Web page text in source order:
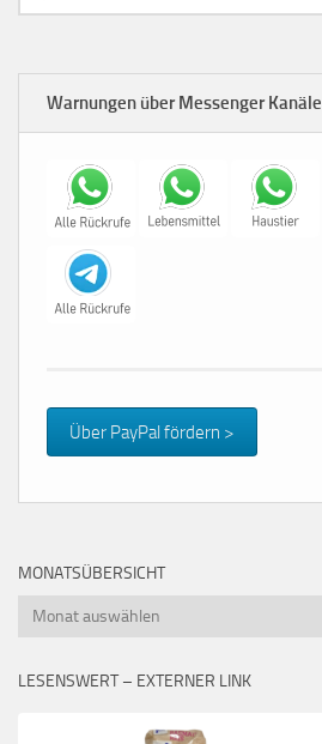
nach:
Warnungen über Messenger Kanäle
Über PayPal fördern >
MONATSÜBERSICHT
Monatsübersicht
LESENSWERT – EXTERNER LINK